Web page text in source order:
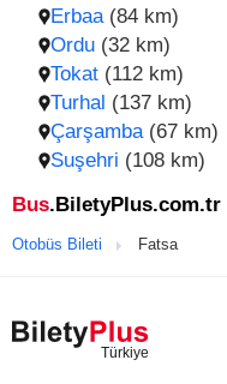
Ordu (32 km)
Tokat (112 km)
Turhal (137 km)
Çarşamba(67 km)
Erbaa(84 km)
Suşehri (108 km)
Bus.BiletyPlus.com.tr
Otobüs Bileti Fatsa